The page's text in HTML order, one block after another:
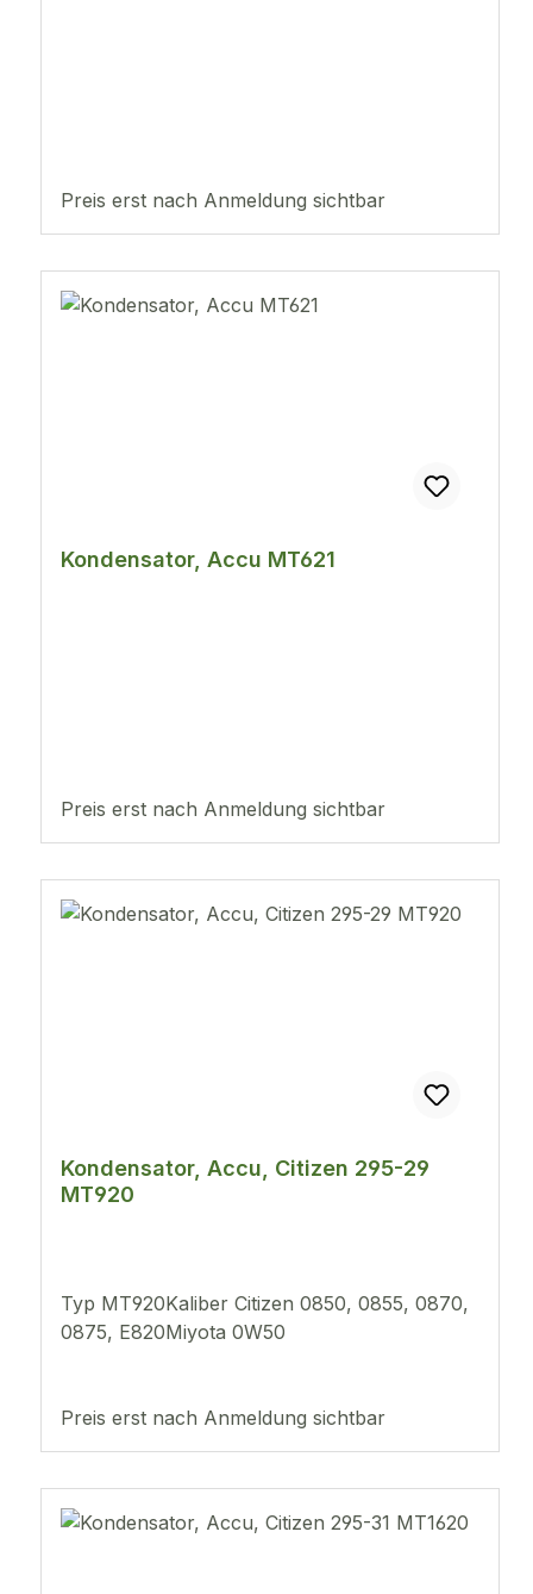
Preis erst nach Anmeldung sichtbar
Kondensator, Accu MT621
Preis erst nach Anmeldung sichtbar
Kondensator, Accu, Citizen 295-29
MT920
Typ MT920Kaliber Citizen 0850, 0855, 0870,
0875, E820Miyota 0W50
Preis erst nach Anmeldung sichtbar